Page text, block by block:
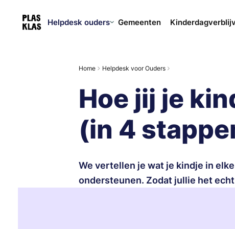
Helpdesk ouders Gemeenten
Home Helpdesk voor Ouders
Hoe jij je
(in 4
We vertellen je wat je kindje in
ondersteunen. Zodat jullie het